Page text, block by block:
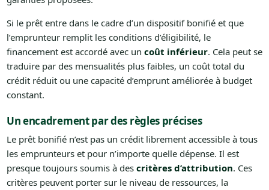
Si le prêt entre dans le cadre d’un dispositif bonifié et que
l’emprunteur remplit les conditions d’éligibilité, le
financement est accordé avec un coût inférieur. Cela peut se
traduire par des mensualités plus faibles, un coût total du
crédit réduit ou une capacité d’emprunt améliorée à budget
constant.
Un encadrement par des règles précises
Le prêt bonifié n’est pas un crédit librement accessible à tous
les emprunteurs et pour n’importe quelle dépense. Il est
presque toujours soumis à des critères d’attribution. Ces
critères peuvent porter sur le niveau de ressources, la